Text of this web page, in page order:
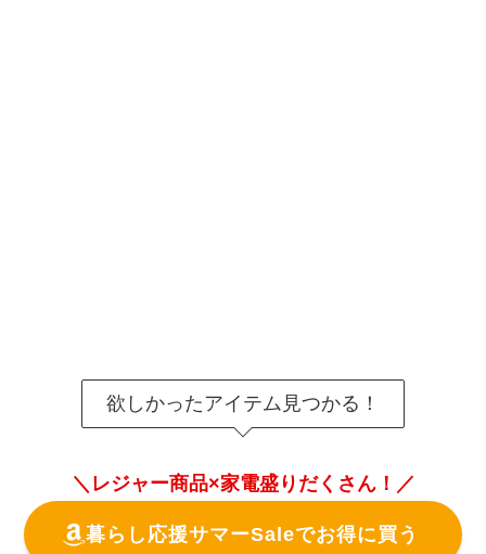
欲しかったアイテム見つかる！
＼レジャー商品×家電盛りだくさん！／
暮らし応援サマーSaleでお得に買う